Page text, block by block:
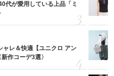
代が愛用している上品「ミ
レ＆快適【ユニクロ アン
作コーデ3選〉